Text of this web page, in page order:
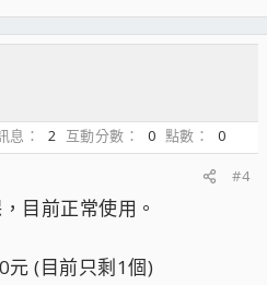
息 2 互動分數 0 點數
0
#4
目前正常使用。
(目前只剩1個)